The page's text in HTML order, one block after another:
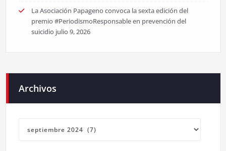
La Asociación Papageno convoca la sexta edición del
premio #PeriodismoResponsable en prevención del
suicidio julio 9, 2026
Archivos